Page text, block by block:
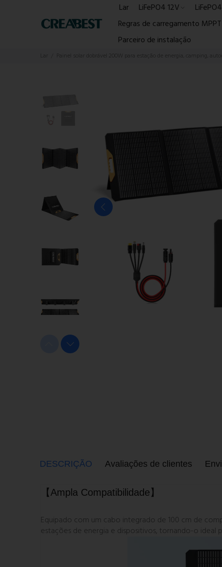
Lar LiFePO4 12V
Regras de carregamento MPPT
Parceiro de instalação
Painel solar dobrável 200W para estação de energia, camping,
DESCRIÇÃO Avaliações de clientes
【Ampla Compatibilidade】
Equipado com um cabo integrado de 100 cm de
estações de energia e dispositivos, tornando-o ideal